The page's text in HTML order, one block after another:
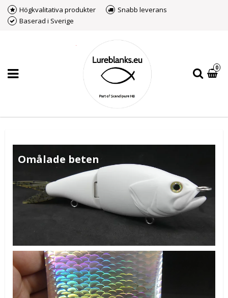
Högkvalitativa produkter
Snabb leverans
Baserad i Sverige
0
Omålade beten